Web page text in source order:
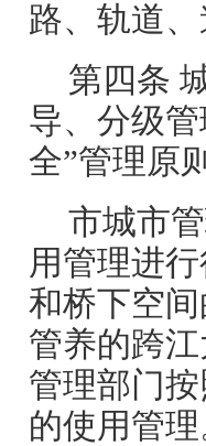
路、轨道
第四条
导、分级
全”管理原
市城市
用管理进
和桥下空
管养的跨
管理部门
的使用管理